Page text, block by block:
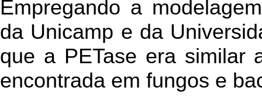
Empregando a
da Unicamp e da
que a PETase era similar
encontrada em fungos e